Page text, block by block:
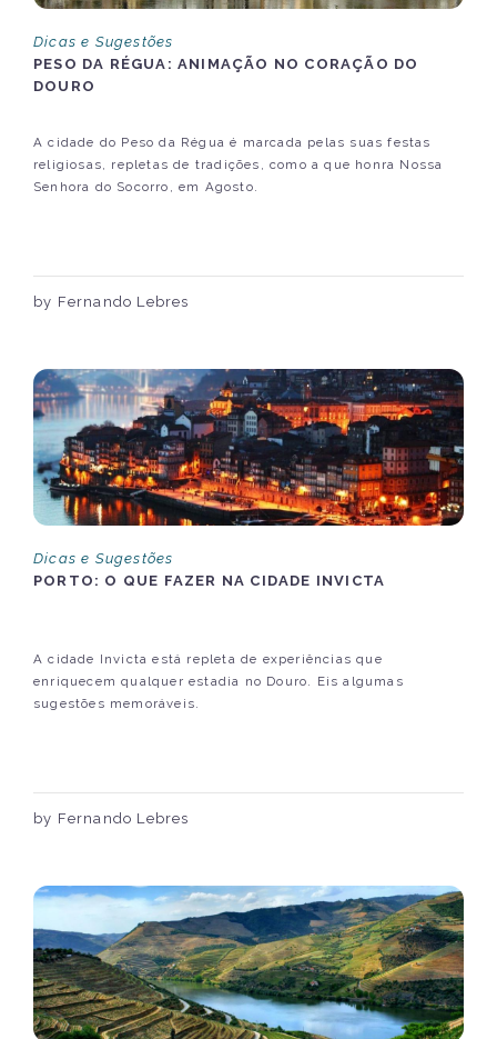
Dicas e Sugestões
PESO DA RÉGUA: ANIMAÇÃO NO CORAÇÃO DO
DOURO
A cidade do Peso da Régua é marcada pelas suas festas
religiosas, repletas de tradições, como a que honra Nossa
Senhora do Socorro, em Agosto.
by Fernando Lebres
Dicas e Sugestões
PORTO: O QUE FAZER NA CIDADE INVICTA
A cidade Invicta está repleta de experiências que
enriquecem qualquer estadia no Douro. Eis algumas
sugestões memoráveis.
by Fernando Lebres